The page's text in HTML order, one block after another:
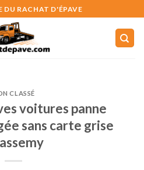
DU RACHAT D'ÉPAVE
CLASSÉ
voitures panne
sans carte grise